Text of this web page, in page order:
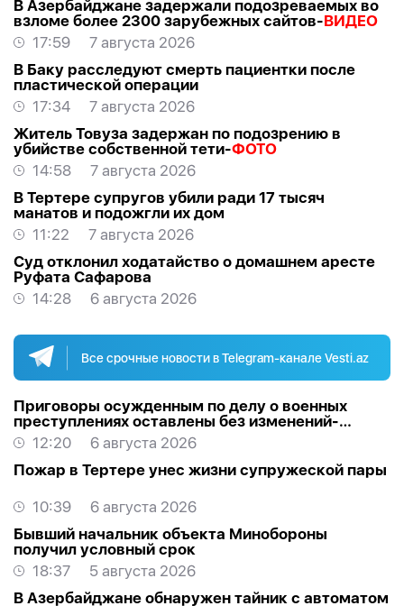
В Азербайджане задержали подозреваемых во
взломе более 2300 зарубежных сайтов-ВИДЕО
17:59
7 августа 2026
В Баку расследуют смерть пациентки после
пластической операции
17:34
7 августа 2026
Житель Товуза задержан по подозрению в
убийстве собственной тети-ФОТО
14:58
7 августа 2026
В Тертере супругов убили ради 17 тысяч
манатов и подожгли их дом
11:22
7 августа 2026
Суд отклонил ходатайство о домашнем аресте
Руфата Сафарова
14:28
6 августа 2026
Все срочные новости в Telegram-канале Vesti.az
Приговоры осужденным по делу о военных
преступлениях оставлены без изменений-
ОБНОВЛЕНО
12:20
6 августа 2026
Пожар в Тертере унес жизни супружеской пары
10:39
6 августа 2026
Бывший начальник объекта Минобороны
получил условный срок
18:37
5 августа 2026
В Азербайджане обнаружен тайник с автоматом